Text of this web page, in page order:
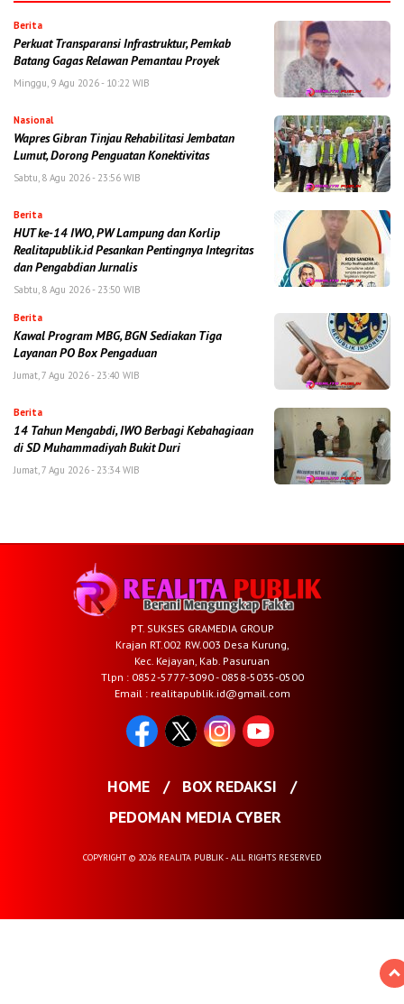
Berita
Perkuat Transparansi Infrastruktur, Pemkab
Batang Gagas Relawan Pemantau Proyek
Minggu, 9 Agu 2026 - 10:22 WIB
Nasional
Wapres Gibran Tinjau Rehabilitasi Jembatan
Lumut, Dorong Penguatan Konektivitas
Sabtu, 8 Agu 2026 - 23:56 WIB
Berita
HUT ke-14 IWO, PW Lampung dan Korlip
Realitapublik.id Pesankan Pentingnya Integritas
dan Pengabdian Jurnalis
Sabtu, 8 Agu 2026 - 23:50 WIB
Berita
Kawal Program MBG, BGN Sediakan Tiga
Layanan PO Box Pengaduan
Jumat, 7 Agu 2026 - 23:40 WIB
Berita
14 Tahun Mengabdi, IWO Berbagi Kebahagiaan
di SD Muhammadiyah Bukit Duri
Jumat, 7 Agu 2026 - 23:34 WIB
PT. SUKSES GRAMEDIA GROUP
Krajan RT.002 RW.003 Desa Kurung,
Kec. Kejayan, Kab. Pasuruan
Tlpn : 0852-5777-3090 - 0858-5035-0500
Email : realitapublik.id@gmail.com
HOME
BOX REDAKSI
PEDOMAN MEDIA CYBER
COPYRIGHT © 2026 REALITA PUBLIK - ALL RIGHTS RESERVED